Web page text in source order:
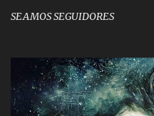
SEAMOS SEGUIDORES